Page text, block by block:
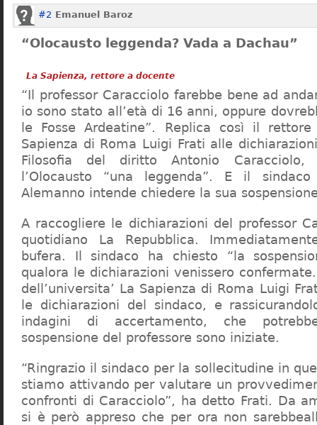
#2 Emanuel Baroz
“Olocausto leggenda? Vada a Dachau”
La Sapienza, rettore a docente
“Il professor Caracciolo farebbe bene ad
io sono stato all’età di 16 anni, oppure
le Fosse Ardeatine”. Replica così il rettore
Sapienza di Roma Luigi Frati alle
Filosofia del diritto Antonio
l’Olocausto “una leggenda”. E il
Alemanno intende chiedere la sua
A raccogliere le dichiarazioni del professor
quotidiano La Repubblica.
bufera. Il sindaco ha chiesto “la
qualora le dichiarazioni venissero
dell’universita’ La Sapienza di Roma Luigi
le dichiarazioni del sindaco, e
indagini di accertamento, che
sospensione del professore sono iniziate.
“Ringrazio il sindaco per la sollecitudine in
stiamo attivando per valutare un
confronti di Caracciolo”, ha detto Frati. Da
si è però appreso che per ora non